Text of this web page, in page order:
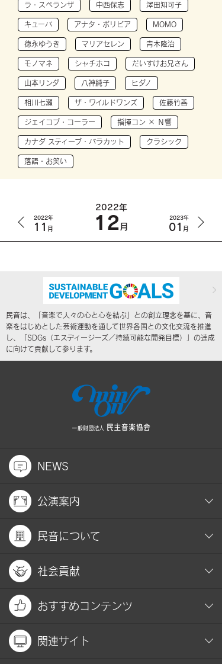
ラ・スペランザ 中西保志 澤田知可子
キューバ アナタ・ボリビア MOMO
徳永ゆうき マリアセレン 青木隆治
モノマネ シャチホコ だいすけお兄さん
山本リンダ 八神純子 ヒダノ
相川七瀬 ザ・ワイルドワンズ 佐藤竹善
ジェイコブ・コーラー 指揮コン × Ｎ響
カナダ スティーブ・バラカット クラシック
落語・お笑い
2022年
11 月
2022年
12月
2023年
01 月
民音は、「音楽で人々の心と心を結ぶ」との創立理念を基に、音
楽をはじめとした芸術運動を通して世界各国との文化交流を推進
し、「SDGs（エスディージーズ／持続可能な開発目標）」の達成
に向けて貢献して参ります。
NEWS
公演案内
民音について
社会貢献
おすすめコンテンツ
関連サイト